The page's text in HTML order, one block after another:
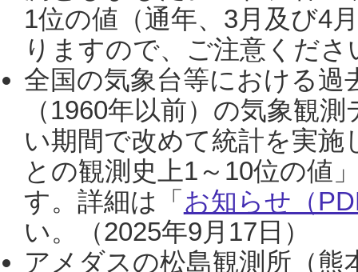
1位の値（通年、3月及び4
りますので、ご注意くだ
全国の気象台等における過
（1960年以前）の気象観
い期間で改めて統計を実
との観測史上1～10位の値
す。詳細は「 お知らせ（
い。（2025年9月17日）
アメダスの松島観測所（熊